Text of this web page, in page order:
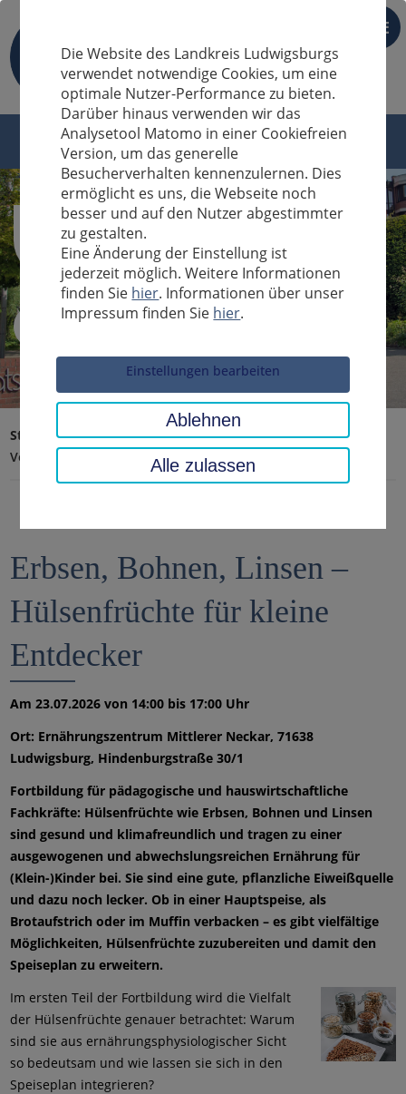
DE
Sucheingabe
Startseite Landratsamt, Landkreis
Aktuelles
Veranstaltungen
Erbsen, Bohnen, Linsen –
Hülsenfrüchte für kleine
Entdecker
Am 23.07.2026 von 14:00 bis 17:00 Uhr
Ort: Ernährungszentrum Mittlerer Neckar, 71638
Ludwigsburg, Hindenburgstraße 30/1
Fortbildung für pädagogische und hauswirtschaftliche
Fachkräfte: Hülsenfrüchte wie Erbsen, Bohnen und Linsen
sind gesund und klimafreundlich und tragen zu einer
ausgewogenen und abwechslungsreichen Ernährung für
(Klein-)Kinder bei. Sie sind eine gute, pflanzliche Eiweißquelle
und dazu noch lecker. Ob in einer Hauptspeise, als
Brotaufstrich oder im Muffin verbacken – es gibt vielfältige
Möglichkeiten, Hülsenfrüchte zuzubereiten und damit den
Speiseplan zu erweitern.
Im ersten Teil der Fortbildung wird die Vielfalt
der Hülsenfrüchte genauer betrachtet: Warum
sind sie aus ernährungsphysiologischer Sicht
so bedeutsam und wie lassen sie sich in den
Speiseplan integrieren?
Die Website des Landkreis Ludwigsburgs
verwendet notwendige Cookies, um eine
optimale Nutzer-Performance zu bieten.
Darüber hinaus verwenden wir das
Analysetool Matomo in einer Cookiefreien
Version, um das generelle
Besucherverhalten kennenzulernen. Dies
ermöglicht es uns, die Webseite noch
besser und auf den Nutzer abgestimmter
zu gestalten.
Eine Änderung der Einstellung ist
jederzeit möglich. Weitere Informationen
finden Sie hier. Informationen über unser
Impressum finden Sie hier.
Einstellungen bearbeiten
Ablehnen
Alle zulassen